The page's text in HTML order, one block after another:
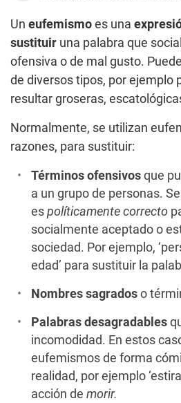
Un eufemismo es una
sustituir una palabra que
ofensiva o de mal gusto.
de diversos tipos, por ejemplo
resultar groseras,
Normalmente, se utilizan
razones, para sustituir:
Términos ofensivos que
a un grupo de personas.
es políticamente correcto
socialmente aceptado o
sociedad. Por ejemplo,
edad’ para sustituir la
Nombres sagrados o
Palabras desagradables
incomodidad. En estos
eufemismos de forma
realidad, por ejemplo
acción de morir.